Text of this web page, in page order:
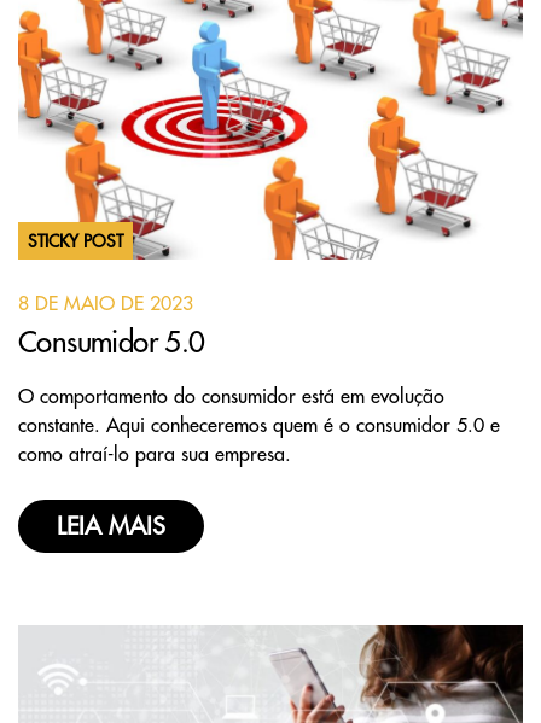
STICKY POST
8 DE MAIO DE 2023
Consumidor 5.0
O comportamento do consumidor está em evolução
constante. Aqui conheceremos quem é o consumidor 5.0 e
como atraí-lo para sua empresa.
LEIA MAIS